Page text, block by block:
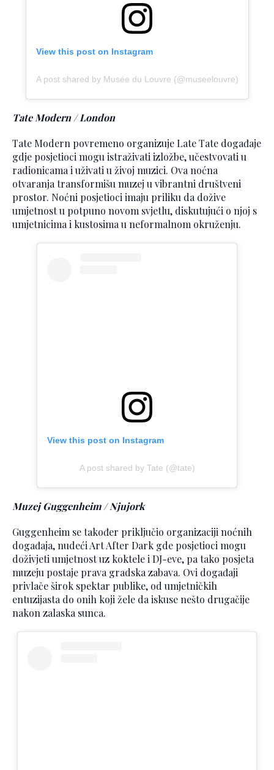
View this post on Instagram
A post shared by Musée du Louvre (@museelouvre)
Tate Modern / London
Tate Modern povremeno organizuje Late Tate događaje
gdje posjetioci mogu istraživati izložbe, učestvovati u
radionicama i uživati u živoj muzici. Ova noćna
otvaranja transformišu muzej u vibrantni društveni
prostor. Noćni posjetioci imaju priliku da dožive
umjetnost u potpuno novom svjetlu, diskutujući o njoj s
umjetnicima i kustosima u neformalnom okruženju.
View this post on Instagram
A post shared by Tate (@tate)
Muzej Guggenheim / Njujork
Guggenheim se također priključio organizaciji noćnih
događaja, nudeći Art After Dark gde posjetioci mogu
doživjeti umjetnost uz koktele i DJ-eve, pa tako posjeta
muzeju postaje prava gradska zabava. Ovi događaji
privlače širok spektar publike, od umjetničkih
entuzijasta do onih koji žele da iskuse nešto drugačije
nakon zalaska sunca.